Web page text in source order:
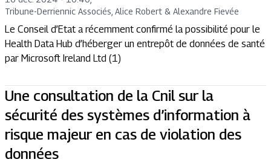
Tribune-Derriennic Associés, Alice Robert & Alexandre Fievée
Le Conseil d’Etat a récemment confirmé la possibilité pour le
Health Data Hub d’héberger un entrepôt de données de santé
par Microsoft Ireland Ltd (1)
Une consultation de la Cnil sur la
sécurité des systèmes d’information à
risque majeur en cas de violation des
données